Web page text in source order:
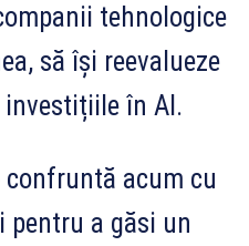
tehnologice
să își reevalueze
în AI.
confruntă acum cu
a găsi un